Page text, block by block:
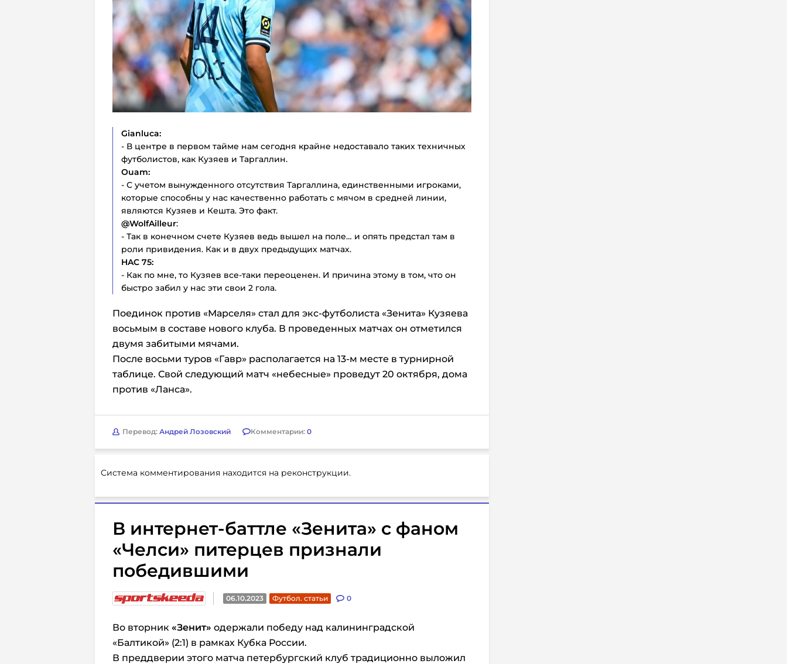
Gianluca:
- В центре в первом тайме нам сегодня крайне недоставало таких техничных
футболистов, как Кузяев и Таргаллин.
Ouam:
- С учетом вынужденного отсутствия Таргаллина, единственными игроками,
которые способны у нас качественно работать с мячом в средней линии,
являются Кузяев и Кешта. Это факт.
@WolfAilleur:
- Так в конечном счете Кузяев ведь вышел на поле… и опять предстал там в
роли привидения. Как и в двух предыдущих матчах.
HAC 75:
- Как по мне, то Кузяев все-таки переоценен. И причина этому в том, что он
быстро забил у нас эти свои 2 гола.
Поединок против «Марселя» стал для экс-футболиста «Зенита» Кузяева
восьмым в составе нового клуба. В проведенных матчах он отметился
двумя забитыми мячами.
После восьми туров «Гавр» располагается на 13-м месте в турнирной
таблице. Свой следующий матч «небесные» проведут 20 октября, дома
против «Ланса».
Перевод: Андрей Лозовский Комментарии: 0
Система комментирования находится на реконструкции.
В интернет-баттле «Зенита» с фаном
«Челси» питерцев признали
победившими
06.10.2023 Футбол. статьи 0
Во вторник «Зенит» одержали победу над калининградской
«Балтикой» (2:1) в рамках Кубка России.
В преддверии этого матча петербургский клуб традиционно выложил